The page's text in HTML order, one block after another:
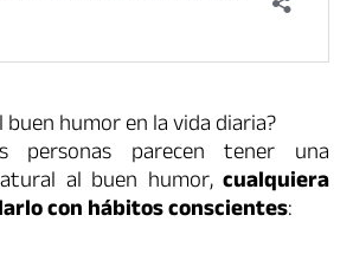
humor en la vida diaria?
personas parecen tener una
al buen humor, cualquiera
con hábitos conscientes: